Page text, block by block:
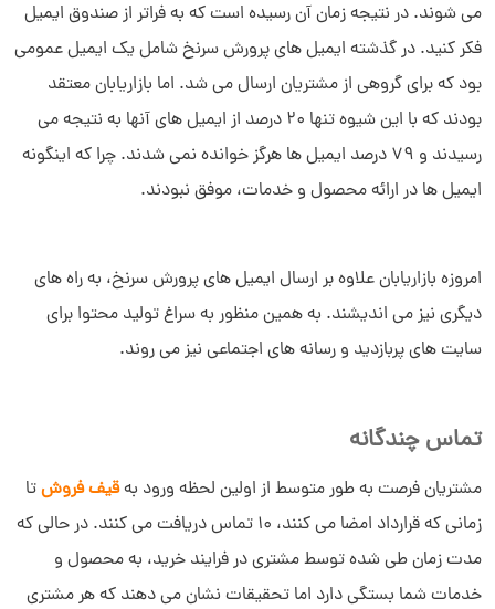
می شوند. در نتیجه زمان آن رسیده است که به فراتر از صندوق ایمیل
فکر کنید. در گذشته ایمیل های پرورش سرنخ شامل یک ایمیل عمومی
بود که برای گروهی از مشتریان ارسال می شد. اما بازاریابان معتقد
بودند که با این شیوه تنها 20 درصد از ایمیل های آنها به نتیجه می
رسیدند و 79 درصد ایمیل ها هرگز خوانده نمی شدند. چرا که اینگونه
ایمیل ها در ارائه محصول و خدمات، موفق نبودند.
امروزه بازاریابان علاوه بر ارسال ایمیل های پرورش سرنخ، به راه های
دیگری نیز می اندیشند. به همین منظور به سراغ تولید محتوا برای
سایت های پربازدید و رسانه های اجتماعی نیز می روند.
تماس چندگانه
مشتریان فرصت به طور متوسط از اولین لحظه ورود بهقیف فروشتا
زمانی که قرارداد امضا می کنند، 10 تماس دریافت می کنند. در حالی که
مدت زمان طی شده توسط مشتری در فرایند خرید، به محصول و
خدمات شما بستگی دارد اما تحقیقات نشان می دهند که هر مشتری